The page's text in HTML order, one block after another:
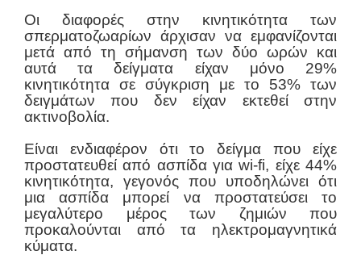
Οι διαφορές στην κινητικότητα των
σπερματοζωαρίων άρχισαν να εμφανίζονται
μετά από τη σήμανση των δύο ωρών και
αυτά τα δείγματα είχαν μόνο 29%
κινητικότητα σε σύγκριση με το 53% των
δειγμάτων που δεν είχαν εκτεθεί στην
ακτινοβολία.
Είναι ενδιαφέρον ότι το δείγμα που είχε
προστατευθεί από ασπίδα για wi-fi, είχε 44%
κινητικότητα, γεγονός που υποδηλώνει ότι
μια ασπίδα μπορεί να προστατεύσει το
μεγαλύτερο μέρος των ζημιών που
προκαλούνται από τα ηλεκτρομαγνητικά
κύματα.